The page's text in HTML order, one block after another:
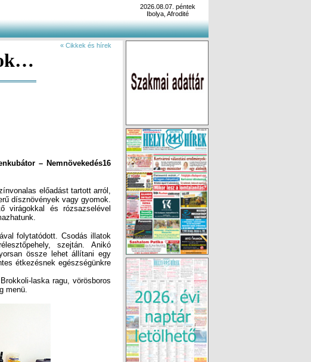
2026.08.07. péntek
Ibolya, Afrodité
« Cikkek és hírek
– Nem­növe­ke­dés16
előadást tartott arról,
dísznövények vagy gyomok.
virágokkal és rózsazselével
folytatódott. Csodás illatok
szejtán. Anikó
össze lehet állítani egy
étkezésnek egészségünkre
laska ragu, vörösboros
menü.